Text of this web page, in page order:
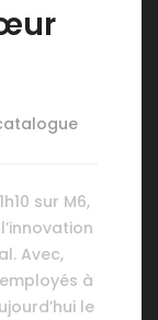
sur M6,
Avec,
à
le